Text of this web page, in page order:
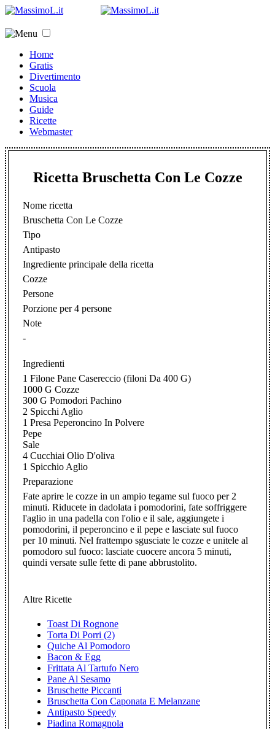
Home
Gratis
Divertimento
Scuola
Musica
Guide
Ricette
Webmaster
Ricetta Bruschetta Con Le Cozze
Nome ricetta
Bruschetta Con Le Cozze
Tipo
Antipasto
Ingrediente principale della ricetta
Cozze
Persone
Porzione per 4 persone
Note
-
Ingredienti
1 Filone Pane Casereccio (filoni Da 400 G)
1000 G Cozze
300 G Pomodori Pachino
2 Spicchi Aglio
1 Presa Peperoncino In Polvere
Pepe
Sale
4 Cucchiai Olio D'oliva
1 Spicchio Aglio
Preparazione
Fate aprire le cozze in un ampio tegame sul fuoco per 2
minuti. Riducete in dadolata i pomodorini, fate soffriggere
l'aglio in una padella con l'olio e il sale, aggiungete i
pomodorini, il peperoncino e il pepe e lasciate sul fuoco
per 10 minuti. Nel frattempo sgusciate le cozze e unitele al
pomodoro sul fuoco: lasciate cuocere ancora 5 minuti,
quindi versate sulle fette di pane abbrustolito.
Altre Ricette
Toast Di Rognone
Torta Di Porri (2)
Quiche Al Pomodoro
Bacon & Egg
Frittata Al Tartufo Nero
Pane Al Sesamo
Bruschette Piccanti
Bruschetta Con Caponata E Melanzane
Antipasto Speedy
Piadina Romagnola